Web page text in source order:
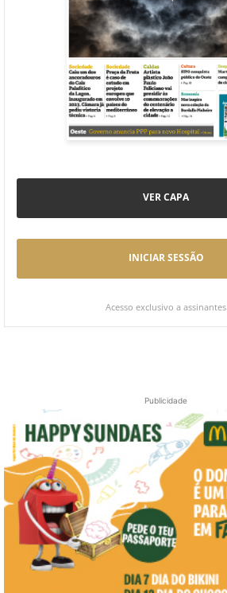
VER CAPA
INICIAR SESSÃO
Acesso exclusivo a assinantes
Publicidade